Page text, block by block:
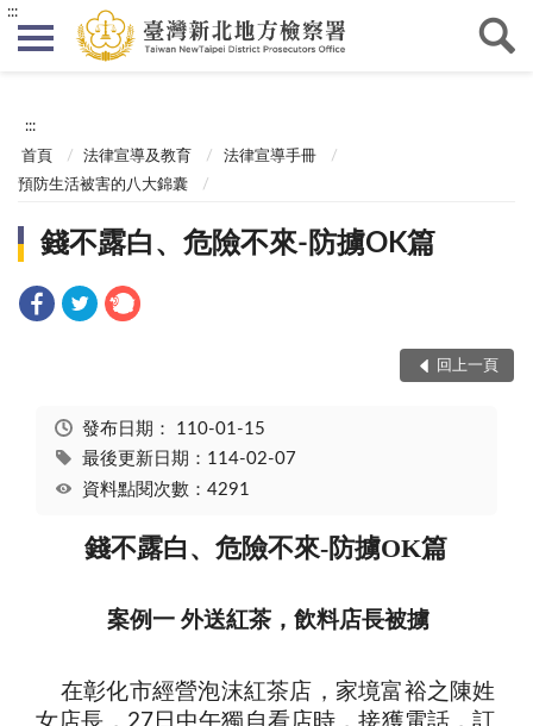
:::
:::
首頁 法律宣導及教育
法律宣導手冊
預防生活被害的八大錦囊
錢不露白、危險不來-防擄OK篇
回上一頁
發布日期： 110-01-15
最後更新日期：114-02-07
資料點閱次數：4291
錢不露白、危險不來-防擄OK篇
案例一 外送紅茶，飲料店長被擄
在彰化市經營泡沫紅茶店，家境富裕之陳姓
女店長，
日中午獨自看店時，接獲電話，訂